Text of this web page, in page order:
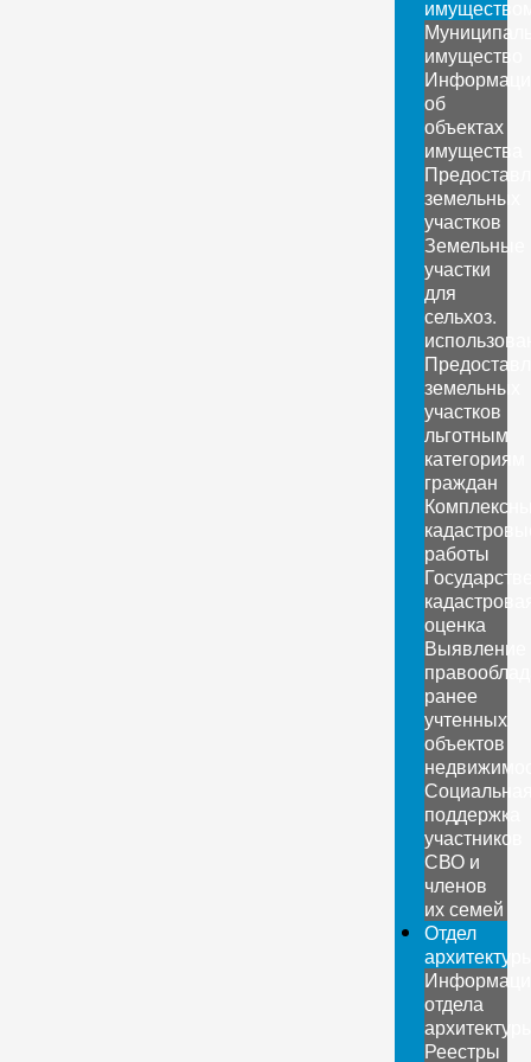
имущество
об
объектах
имущества
земельных
участков
Земельные
участки
для
сельхоз.
земельных
участков
льготным
категориям
граждан
работы
оценка
Выявление
ранее
учтенных
объектов
поддержка
участников
СВО и
членов
их семей
Отдел
отдела
Реестры